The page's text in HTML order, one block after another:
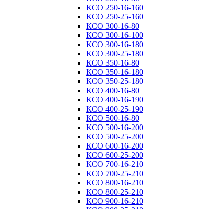
КСО 250-16-160
КСО 250-25-160
КСО 300-16-80
КСО 300-16-100
КСО 300-16-180
КСО 300-25-180
КСО 350-16-80
КСО 350-16-180
КСО 350-25-180
КСО 400-16-80
КСО 400-16-190
КСО 400-25-190
КСО 500-16-80
КСО 500-16-200
КСО 500-25-200
КСО 600-16-200
КСО 600-25-200
КСО 700-16-210
КСО 700-25-210
КСО 800-16-210
КСО 800-25-210
КСО 900-16-210